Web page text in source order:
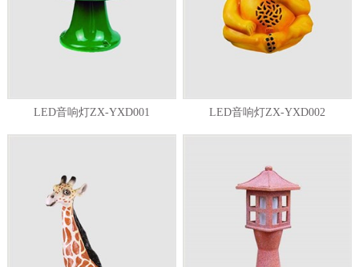
LED音响灯ZX-YXD001 LED音响灯ZX-YXD002